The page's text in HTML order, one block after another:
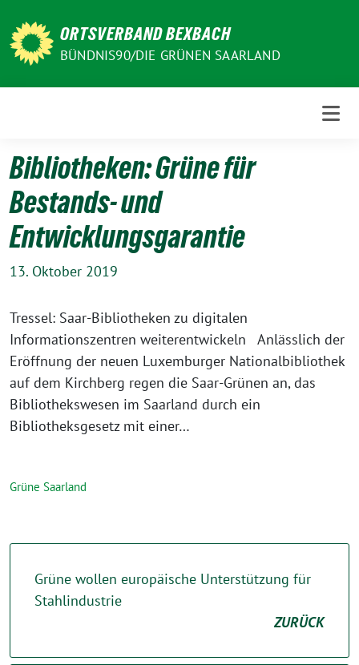
zum
Inhalt
ORTSVERBAND BEXBACH
BÜNDNIS90/DIE GRÜNEN SAARLAND
Bibliotheken: Grüne für
Bestands- und
Entwicklungsgarantie
13. Oktober 2019
Tressel: Saar-Bibliotheken zu digitalen
Informationszentren weiterentwickeln Anlässlich der
Eröffnung der neuen Luxemburger Nationalbibliothek
auf dem Kirchberg regen die Saar-Grünen an, das
Bibliothekswesen im Saarland durch ein
Bibliotheksgesetz mit einer…
Grüne Saarland
Grüne wollen europäische Unterstützung für
Stahlindustrie
ZURÜCK